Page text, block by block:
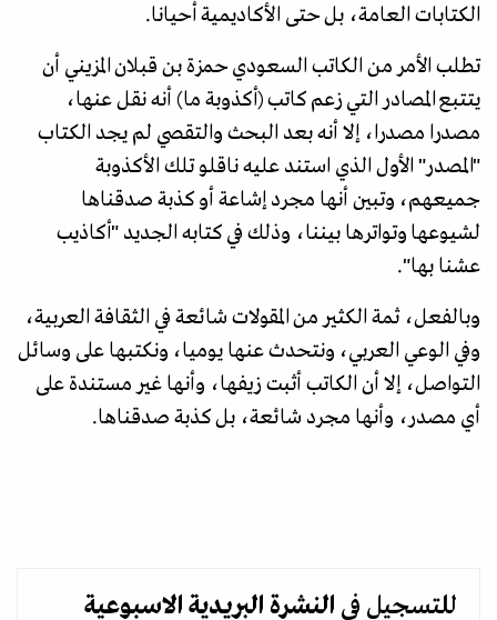
الكتابات العامة، بل حتى الأكاديمية أحيانا.
تطلب الأمر من الكاتب السعودي حمزة بن قبلان المزيني أن
يتتبع المصادر التي زعم كاتب (أكذوبة ما) أنه نقل عنها،
مصدرا مصدرا، إلا أنه بعد البحث والتقصي لم يجد الكتاب
"المصدر" الأول الذي استند عليه ناقلو تلك الأكذوبة
جميعهم، وتبين أنها مجرد إشاعة أو كذبة صدقناها
لشيوعها وتواترها بيننا، وذلك في كتابه الجديد "أكاذيب
عشنا بها".
وبالفعل، ثمة الكثير من المقولات شائعة في الثقافة العربية،
وفي الوعي العربي، ونتحدث عنها يوميا، ونكتبها على وسائل
التواصل، إلا أن الكاتب أثبت زيفها، وأنها غير مستندة على
أي مصدر، وأنها مجرد شائعة، بل كذبة صدقناها.
للتسجيل في النشرة البريدية الاسبوعية